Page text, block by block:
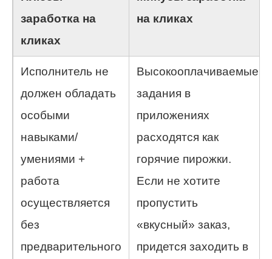
заработка на
кликах
на кликах
Исполнитель не
должен обладать
особыми
навыками/
умениями +
работа
осуществляется
без
предварительного
Высокооплачиваемые
задания в
приложениях
расходятся как
горячие пирожки.
Если не хотите
пропустить
«вкусный» заказ,
придется заходить в